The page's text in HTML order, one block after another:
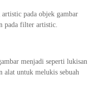
pada objek gambar
pada filter artistic.
menjadi seperti lukisan
alat untuk melukis sebuah